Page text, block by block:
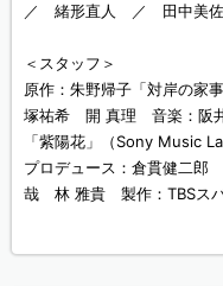
／ 緒形直人 ／ 田中美
＜スタッフ＞
原作：朱野帰子「対岸の
塚祐希 開 真理 音楽：阪
「紫陽花」（Sony Music
プロデュース：倉貫健二
哉 林 雅貴 製作：TBSス